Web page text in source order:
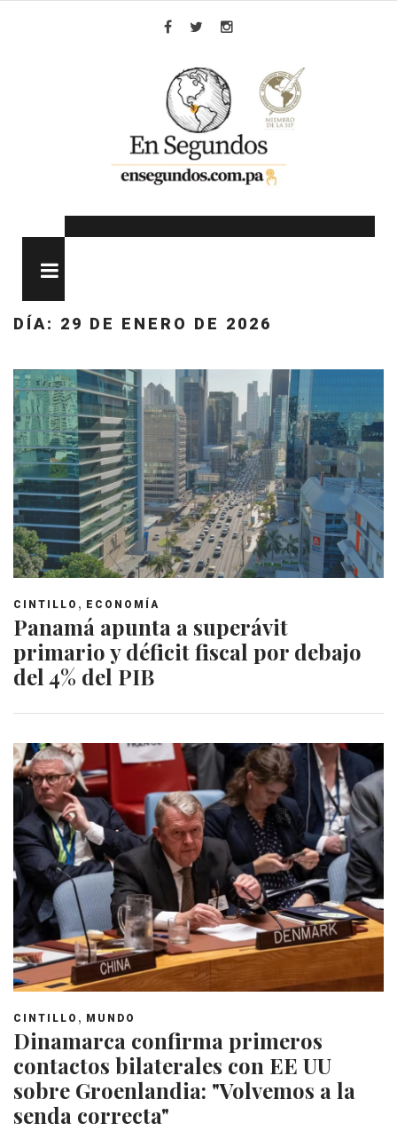
DÍA: 29 DE ENERO DE 2026
CINTILLO , ECONOMÍA
Panamá apunta a superávit
primario y déficit fiscal por debajo
del 4% del PIB
CINTILLO , MUNDO
Dinamarca confirma primeros
contactos bilaterales con EE UU
sobre Groenlandia: "Volvemos a la
senda correcta"